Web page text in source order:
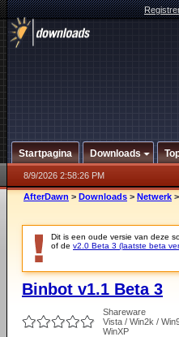
Startpagina Downloads
8/9/2026 2:58:26 PM
AfterDawn > Downloads > Netwerk >
Dit is een oude versie van deze
of de v2.0 Beta 3 (laatste beta
Binbot v1.1 Beta 3
Shareware
Vista / Win2k /
WinXP